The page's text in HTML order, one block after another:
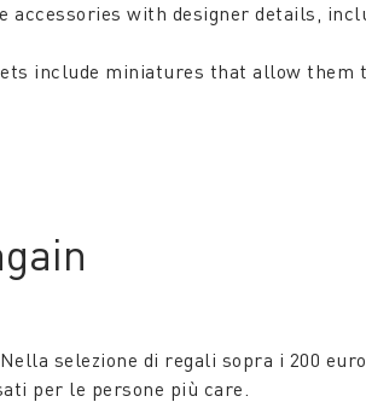
with designer details,
include miniatures that allow them
that will add a touch of elegance
selezione di regali sopra i 200
per le persone più care.